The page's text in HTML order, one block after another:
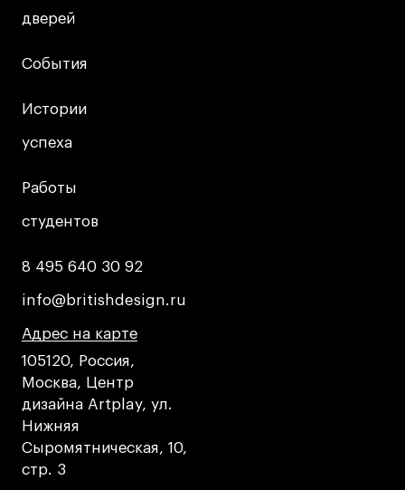
дверей
дверей
События
События
Истории
успеха
Истории
успеха
Работы
студентов
Работы
студентов
8 495 640 30 92
8 495 640 30 92
info@britishdesign.ru
info@britishdesign.ru
Адрес на карте
Адрес на карте
Адрес на карте
105120, Россия,
Москва, Центр
дизайна Artplay, ул.
Нижняя
Сыромятническая, 10,
стр. 3